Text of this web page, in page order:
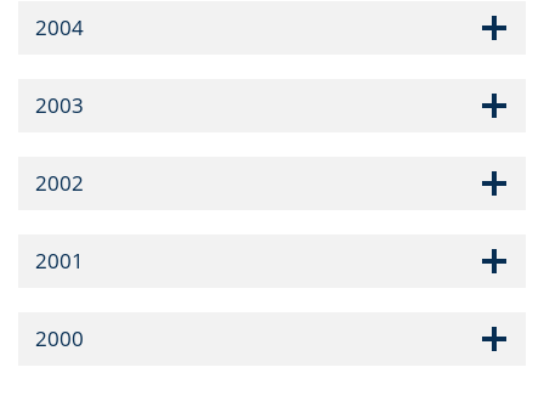
2004
2003
2002
2001
2000